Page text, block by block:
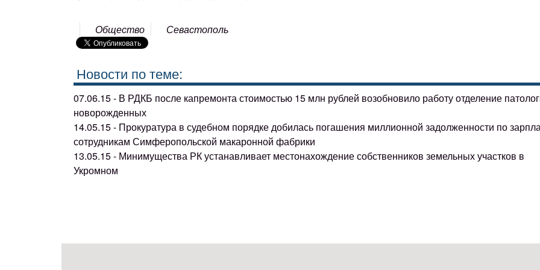
Общество Севастополь
Новости по теме:
07.06.15 - В РДКБ после капремонта стоимостью 15 млн рублей возобновило работу отделение
новорожденных
14.05.15 - Прокуратура в судебном порядке добилась погашения миллионной задолженности по
сотрудникам Симферопольской макаронной фабрики
13.05.15 - Минимущества РК устанавливает местонахождение собственников земельных участков в
Укромном